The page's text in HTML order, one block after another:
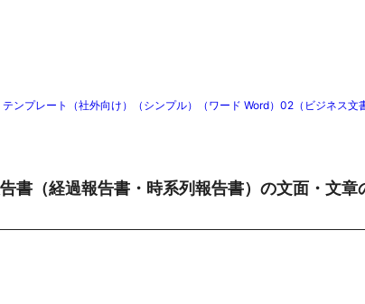
ンプレート（社外向け）（シンプル）（ワード Word）02（ビジネス文
書（経過報告書・時系列報告書）の文面・文章